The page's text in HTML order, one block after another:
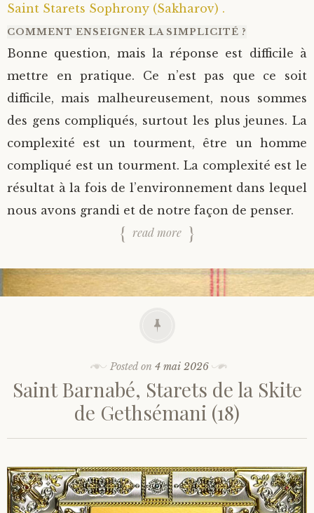
Saint Starets Sophrony (Sakharov) .
COMMENT ENSEIGNER LA SIMPLICITÉ ?
Bonne question, mais la réponse est difficile à
mettre en pratique. Ce n’est pas que ce soit
difficile, mais malheureusement, nous sommes
des gens compliqués, surtout les plus jeunes. La
complexité est un tourment, être un homme
compliqué est un tourment. La complexité est le
résultat à la fois de l’environnement dans lequel
nous avons grandi et de notre façon de penser.
read more
Posted on 4 mai 2026
Saint Barnabé, Starets de la Skite
de Gethsémani (18)